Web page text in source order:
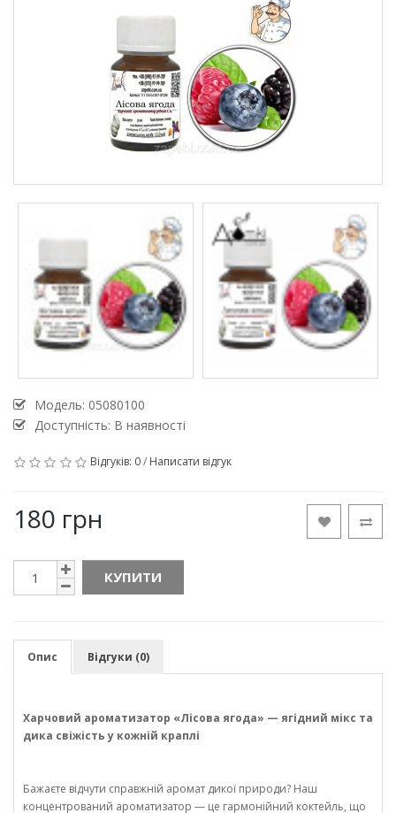
Модель: 05080100
Доступність: В наявності
Відгуків: 0/ Написати відгук
180 грн
КУПИТИ
Опис Відгуки (0)
Харчовий ароматизатор «Лісова ягода» — ягідний мікс та
дика свіжість у кожній краплі
Бажаєте відчути справжній аромат дикої природи? Наш
концентрований ароматизатор — це гармонійний коктейль, що